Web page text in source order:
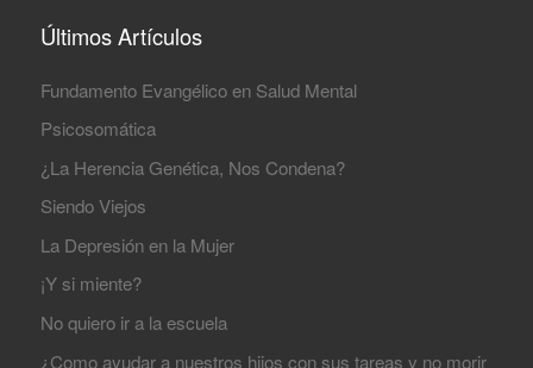
Últimos Artículos
Fundamento Evangélico en Salud Mental
Psicosomática
¿La Herencia Genética, Nos Condena?
Siendo Viejos
La Depresión en la Mujer
¡Y si miente?
No quiero ir a la escuela
¿Como ayudar a nuestros hijos con sus tareas y no morir